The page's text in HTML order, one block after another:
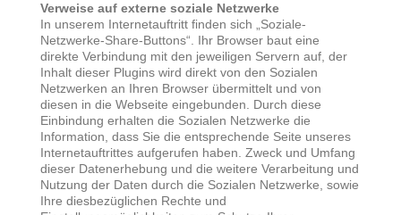
Verweise auf externe soziale Netzwerke
In unserem Internetauftritt finden sich „Soziale-
Netzwerke-Share-Buttons“. Ihr Browser baut eine
direkte Verbindung mit den jeweiligen Servern auf, der
Inhalt dieser Plugins wird direkt von den Sozialen
Netzwerken an Ihren Browser übermittelt und von
diesen in die Webseite eingebunden. Durch diese
Einbindung erhalten die Sozialen Netzwerke die
Information, dass Sie die entsprechende Seite unseres
Internetauftrittes aufgerufen haben. Zweck und Umfang
dieser Datenerhebung und die weitere Verarbeitung und
Nutzung der Daten durch die Sozialen Netzwerke, sowie
Ihre diesbezüglichen Rechte und